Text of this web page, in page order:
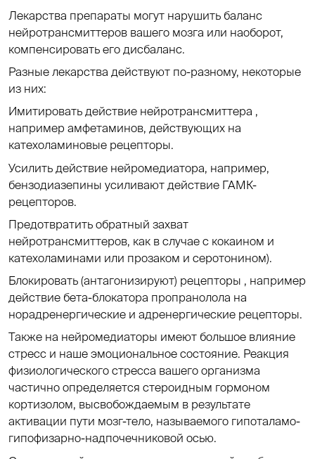
Лекарства препараты могут нарушить баланс
нейротрансмиттеров вашего мозга или наоборот,
компенсировать его дисбаланс.
Разные лекарства действуют по-разному, некоторые
из них:
Имитировать действие нейротрансмиттера ,
например амфетаминов, действующих на
катехоламиновые рецепторы.
Усилить действие нейромедиатора, например,
бензодиазепины усиливают действие ГАМК-
рецепторов.
Предотвратить обратный захват
нейротрансмиттеров, как в случае с кокаином и
катехоламинами или прозаком и серотонином).
Блокировать (антагонизируют) рецепторы , например
действие бета-блокатора пропранолола на
норадренергические и адренергические рецепторы.
Также на нейромедиаторы имеют большое влияние
стресс и наше эмоциональное состояние. Реакция
физиологического стресса вашего организма
частично определяется стероидным гормоном
кортизолом, высвобождаемым в результате
активации пути мозг-тело, называемого гипоталамо-
гипофизарно-надпочечниковой осью.